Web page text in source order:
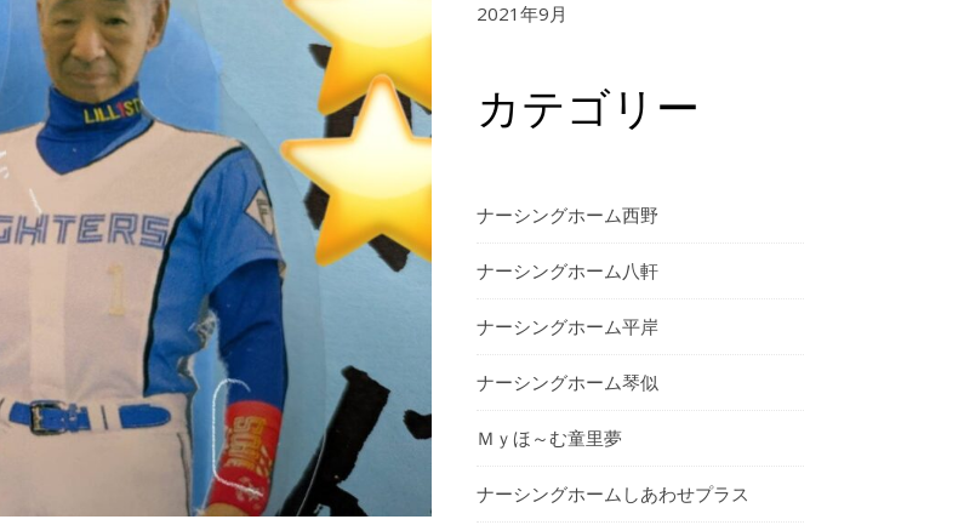
2021年9月
カテゴリー
ナーシングホーム西野
ナーシングホーム⼋軒
ナーシングホーム平岸
ナーシングホーム琴似
Ｍｙほ～む童里夢
ナーシングホームしあわせプラス